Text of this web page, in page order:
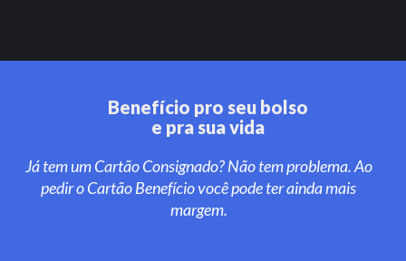
Benefício pro seu bolso
e pra sua vida
Já tem um Cartão Consignado? Não tem problema. Ao
pedir o Cartão Benefício você pode ter ainda mais
margem.